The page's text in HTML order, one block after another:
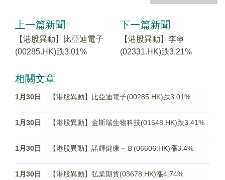
上一篇新聞
【港股異動】比亞迪電子
(00285.HK)跌3.01%
下一篇新聞
【港股異動】李寧
(02331.HK)跌3.21%
相關文章
1月30日 【港股異動】比亞迪電子(00285.HK)跌3.01%
1月30日 【港股異動】金斯瑞生物科技(01548.HK)跌3.41%
1月30日 【港股異動】諾輝健康－Ｂ(06606.HK)漲3.4%
1月30日 【港股異動】弘業期貨(03678.HK)漲4.74%